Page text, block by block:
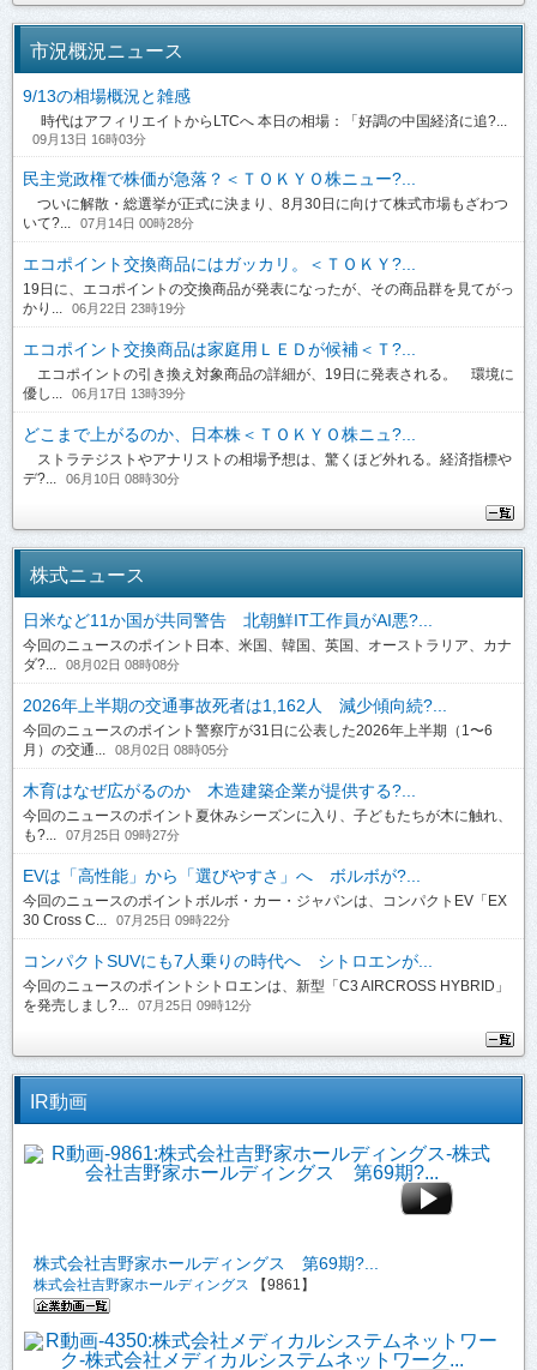
市況概況ニュース
9/13の相場概況と雑感
時代はアフィリエイトからLTCへ 本日の相場：「好調の中国経済に追?...
09月13日 16時03分
民主党政権で株価が急落？＜ＴＯＫＹＯ株ニュー?...
ついに解散・総選挙が正式に決まり、8月30日に向けて株式市場もざわつ
いて?...
07月14日 00時28分
エコポイント交換商品にはガッカリ。＜ＴＯＫＹ?...
19日に、エコポイントの交換商品が発表になったが、その商品群を見てがっ
かり...
06月22日 23時19分
エコポイント交換商品は家庭用ＬＥＤが候補＜Ｔ?...
エコポイントの引き換え対象商品の詳細が、19日に発表される。 環境に
優し...
06月17日 13時39分
どこまで上がるのか、日本株＜ＴＯＫＹＯ株ニュ?...
ストラテジストやアナリストの相場予想は、驚くほど外れる。経済指標や
デ?...
06月10日 08時30分
株式ニュース
日米など11か国が共同警告 北朝鮮IT工作員がAI悪?...
今回のニュースのポイント日本、米国、韓国、英国、オーストラリア、カナ
ダ?...
08月02日 08時08分
2026年上半期の交通事故死者は1,162人 減少傾向続?...
今回のニュースのポイント警察庁が31日に公表した2026年上半期（1〜6
月）の交通...
08月02日 08時05分
木育はなぜ広がるのか 木造建築企業が提供する?...
今回のニュースのポイント夏休みシーズンに入り、子どもたちが木に触れ、
も?...
07月25日 09時27分
EVは「高性能」から「選びやすさ」へ ボルボが?...
今回のニュースのポイントボルボ・カー・ジャパンは、コンパクトEV「EX
30 Cross C...
07月25日 09時22分
コンパクトSUVにも7人乗りの時代へ シトロエンが...
今回のニュースのポイントシトロエンは、新型「C3 AIRCROSS HYBRID」
を発売しまし?...
07月25日 09時12分
IR動画
株式会社吉野家ホールディングス 第69期?...
株式会社吉野家ホールディングス 【9861】